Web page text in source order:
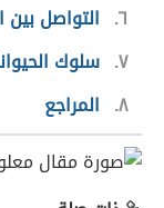
٦ التواصل بين
٧ سلوك
٨ المراجع